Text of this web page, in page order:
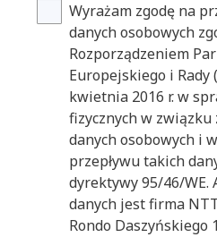
Wyrażam zgodę na przetwarzanie moich
danych osobowych
Rozporządzeniem
Europejskiego i Rady
kwietnia 2016 r. w
fizycznych w
danych osobowych i
przepływu takich
dyrektywy 95/46/
danych jest firma
Rondo Daszyńskiego